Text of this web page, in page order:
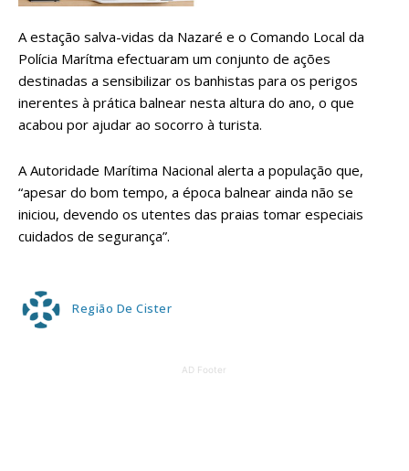
A estação salva-vidas da Nazaré e o Comando Local da
Polícia Marítma efectuaram um conjunto de ações
destinadas a sensibilizar os banhistas para os perigos
inerentes à prática balnear nesta altura do ano, o que
acabou por ajudar ao socorro à turista.
A Autoridade Marítima Nacional alerta a população que,
“apesar do bom tempo, a época balnear ainda não se
iniciou, devendo os utentes das praias tomar especiais
cuidados de segurança”.
Região De Cister
AD Footer